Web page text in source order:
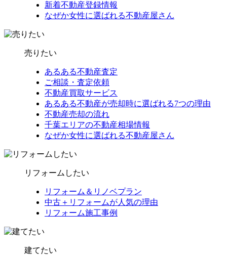
新着不動産登録情報
なぜか女性に選ばれる不動産屋さん
売りたい
あるある不動産査定
ご相談・査定依頼
不動産買取サービス
あるある不動産が売却時に選ばれる7つの理由
不動産売却の流れ
千葉エリアの不動産相場情報
なぜか女性に選ばれる不動産屋さん
リフォームしたい
リフォーム＆リノベプラン
中古＋リフォームが人気の理由
リフォーム施工事例
建てたい